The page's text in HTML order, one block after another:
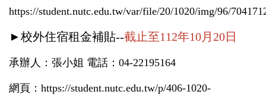
https://student.nutc.edu.tw/var/file/20/1020/img/96/
►校外住宿租金補貼--截止至112年10月20日
承辦人：張小姐 電話：04-22195164
網頁： https://student.nutc.edu.tw/p/406-1020-